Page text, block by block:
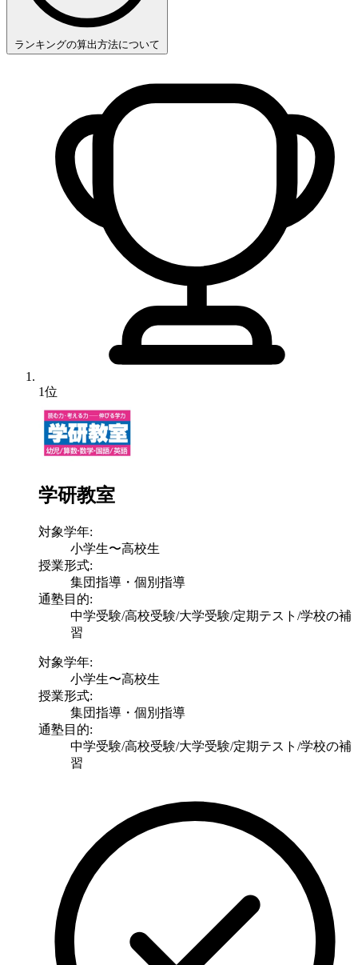
ランキングの算出方法について
1位
学研教室
対象学年:
小学生〜高校生
授業形式:
集団指導・個別指導
通塾目的:
中学受験/高校受験/大学受験/定期テスト/学校の補
習
対象学年:
小学生〜高校生
授業形式:
集団指導・個別指導
通塾目的:
中学受験/高校受験/大学受験/定期テスト/学校の補
習